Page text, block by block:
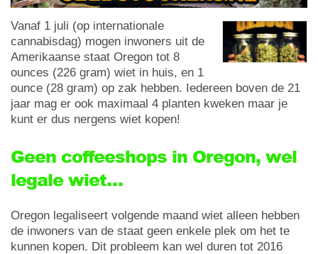
Vanaf 1 juli (op internationale
cannabisdag) mogen inwoners uit de
Amerikaanse staat Oregon tot 8
ounces (226 gram) wiet in huis, en 1
ounce (28 gram) op zak hebben. Iedereen boven de 21
jaar mag er ook maximaal 4 planten kweken maar je
kunt er dus nergens wiet kopen!
Geen coffeeshops in Oregon, wel
legale wiet…
Oregon legaliseert volgende maand wiet alleen hebben
de inwoners van de staat geen enkele plek om het te
kunnen kopen. Dit probleem kan wel duren tot 2016